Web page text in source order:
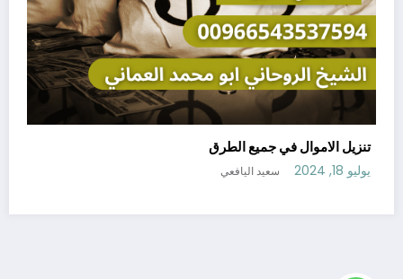
تنزيل الاموال في جميع الطرق
يوليو 18, 2024 سعيد اليافعي